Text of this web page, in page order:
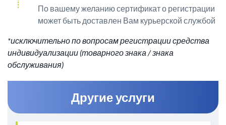
По вашему желанию сертификат о регистрации
может быть доставлен Вам курьерской службой
*исключительно по вопросам регистрации средства
индивидуализации (товарного знака / знака
обслуживания)
Другие услуги